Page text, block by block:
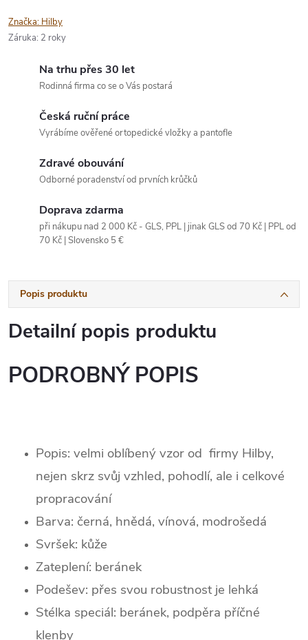
Značka: Hilby
Záruka: 2 roky
Na trhu přes 30 let
Rodinná firma co se o Vás postará
Česká ruční práce
Vyrábíme ověřené ortopedické vložky a pantofle
Zdravé obouvání
Odborné poradenství od prvních krůčků
Doprava zdarma
při nákupu nad 2 000 Kč - GLS, PPL | jinak GLS od 70 Kč | PPL od
70 Kč | Slovensko 5 €
Popis produktu
Detailní popis produktu
PODROBNÝ POPIS
Popis: velmi oblíbený vzor od firmy Hilby,
nejen skrz svůj vzhled, pohodlí, ale i celkové
propracování
Barva: černá, hnědá, vínová, modrošedá
Svršek: kůže
Zateplení: beránek
Podešev: přes svou robustnost je lehká
Stélka speciál: beránek, podpěra příčné
klenby